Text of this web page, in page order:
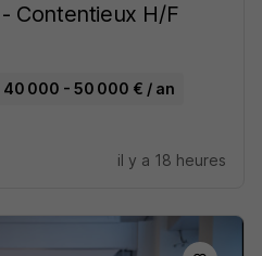
Contentieux H/F
40 000 - 50 000 € / an
il y a 18 heures